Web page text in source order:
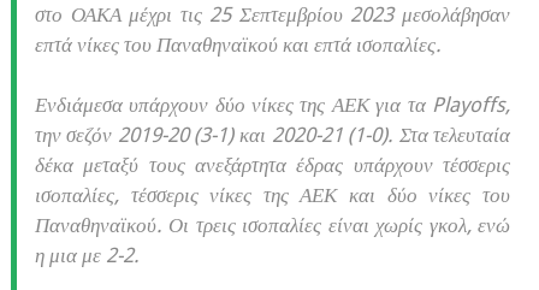
στο ΟΑΚΑ μέχρι τις 25 Σεπτεμβρίου 2023 μεσολάβησαν
επτά νίκες του Παναθηναϊκού και επτά ισοπαλίες.
Ενδιάμεσα υπάρχουν δύο νίκες της ΑΕΚ για τα Playoffs,
την σεζόν 2019-20 (3-1) και 2020-21 (1-0). Στα τελευταία
δέκα μεταξύ τους ανεξάρτητα έδρας υπάρχουν τέσσερις
ισοπαλίες, τέσσερις νίκες της ΑΕΚ και δύο νίκες του
Παναθηναϊκού. Οι τρεις ισοπαλίες είναι χωρίς γκολ, ενώ
η μια με 2-2.